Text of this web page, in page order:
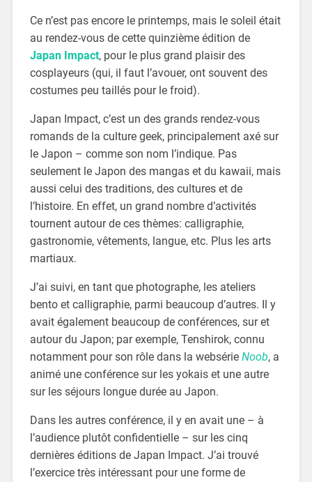
Ce n’est pas encore le printemps, mais le soleil était
au rendez-vous de cette quinzième édition de
Japan Impact, pour le plus grand plaisir des
cosplayeurs (qui, il faut l’avouer, ont souvent des
costumes peu taillés pour le froid).
Japan Impact, c’est un des grands rendez-vous
romands de la culture geek, principalement axé sur
le Japon – comme son nom l’indique. Pas
seulement le Japon des mangas et du kawaii, mais
aussi celui des traditions, des cultures et de
l’histoire. En effet, un grand nombre d’activités
tournent autour de ces thèmes: calligraphie,
gastronomie, vêtements, langue, etc. Plus les arts
martiaux.
J’ai suivi, en tant que photographe, les ateliers
bento et calligraphie, parmi beaucoup d’autres. Il y
avait également beaucoup de conférences, sur et
autour du Japon; par exemple, Tenshirok, connu
notamment pour son rôle dans la websérie Noob, a
animé une conférence sur les yokais et une autre
sur les séjours longue durée au Japon.
Dans les autres conférence, il y en avait une – à
l’audience plutôt confidentielle – sur les cinq
dernières éditions de Japan Impact. J’ai trouvé
l’exercice très intéressant pour une forme de